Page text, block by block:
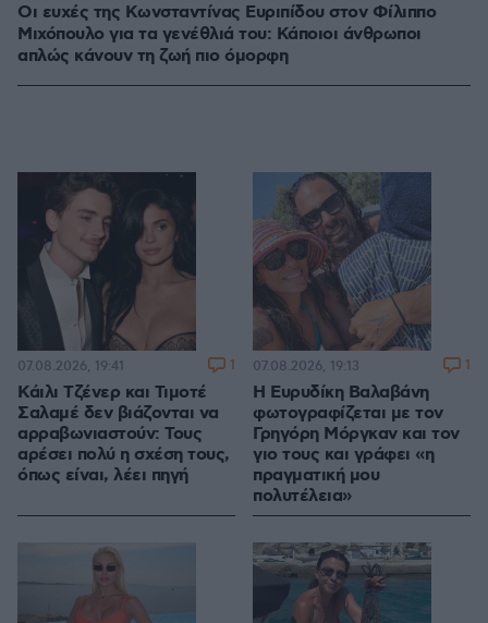
Οι ευχές της Κωνσταντίνας Ευριπίδου στον Φίλιππο
Μιχόπουλο για τα γενέθλιά του: Κάποιοι άνθρωποι
απλώς κάνουν τη ζωή πιο όμορφη
Κάιλι Τζένερ και Τιμοτέ
Σαλαμέ δεν βιάζονται να
αρραβωνιαστούν: Τους
αρέσει πολύ η σχέση τους,
όπως είναι, λέει πηγή
07.08.2026, 19:41 1
Η Ευρυδίκη Βαλαβάνη
φωτογραφίζεται με τον
Γρηγόρη Μόργκαν και τον
γιο τους και γράφει «η
πραγματική μου
πολυτέλεια»
07.08.2026, 19:13 1